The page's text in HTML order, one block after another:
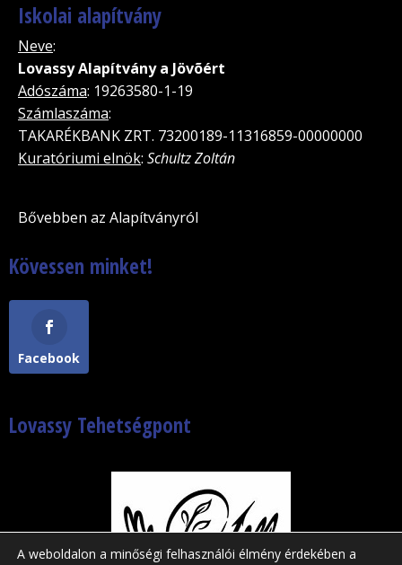
Iskolai alapítvány
Neve:
Lovassy Alapítvány a Jövõért
Adószáma: 19263580-1-19
Számlaszáma:
TAKARÉKBANK ZRT. 73200189-11316859-00000000
Kuratóriumi elnök: Schultz Zoltán
Bővebben az Alapítványról
Kövessen minket!
Facebook
Lovassy Tehetségpont
A weboldalon a minőségi felhasználói élmény érdekében a